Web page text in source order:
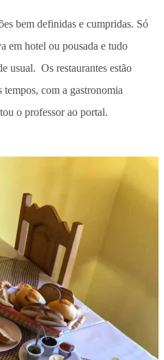
bem definidas e cumpridas. Só
em hotel ou pousada e tudo
usual. Os restaurantes estão
tempos, com a gastronomia
o professor ao portal.